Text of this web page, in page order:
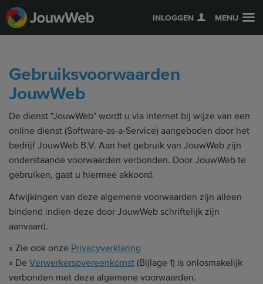
INLOGGEN MENU
Gebruiksvoorwaarden
JouwWeb
De dienst "JouwWeb" wordt u via internet bij wijze van een
online dienst (Software-as-a-Service) aangeboden door het
bedrijf JouwWeb B.V. Aan het gebruik van JouwWeb zijn
onderstaande voorwaarden verbonden. Door JouwWeb te
gebruiken, gaat u hiermee akkoord.
Afwijkingen van deze algemene voorwaarden zijn alleen
bindend indien deze door JouwWeb schriftelijk zijn
aanvaard.
» Zie ook onze Privacyverklaring
» De Verwerkersovereenkomst (Bijlage 1) is onlosmakelijk
verbonden met deze algemene voorwaarden.